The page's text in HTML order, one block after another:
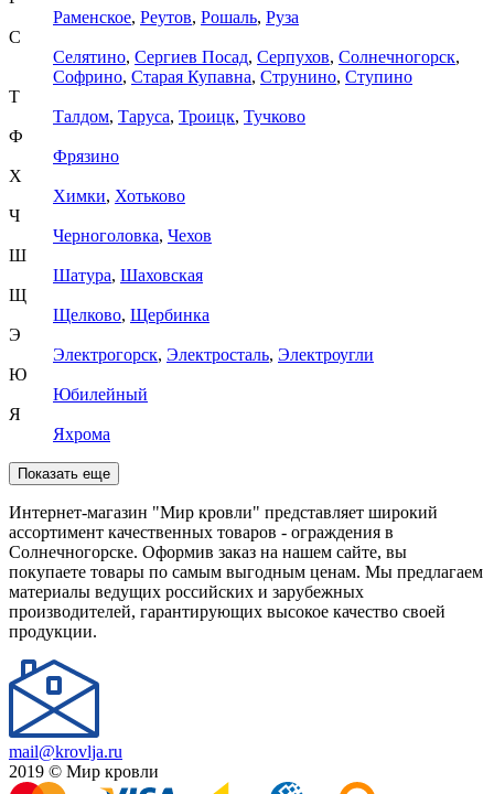
Раменское, Реутов, Рошаль, Руза
С
Селятино, Сергиев Посад, Серпухов, Солнечногорск,
Софрино, Старая Купавна, Струнино, Ступино
Т
Талдом, Таруса, Троицк, Тучково
Ф
Фрязино
Х
Химки, Хотьково
Ч
Черноголовка, Чехов
Ш
Шатура, Шаховская
Щ
Щелково, Щербинка
Э
Электрогорск, Электросталь, Электроугли
Ю
Юбилейный
Я
Яхрома
Показать еще
Интернет-магазин "Мир кровли" представляет широкий
ассортимент качественных товаров - ограждения в
Солнечногорске. Оформив заказ на нашем сайте, вы
покупаете товары по самым выгодным ценам. Мы предлагаем
материалы ведущих российских и зарубежных
производителей, гарантирующих высокое качество своей
продукции.
mail@krovlja.ru
2019 © Мир кровли